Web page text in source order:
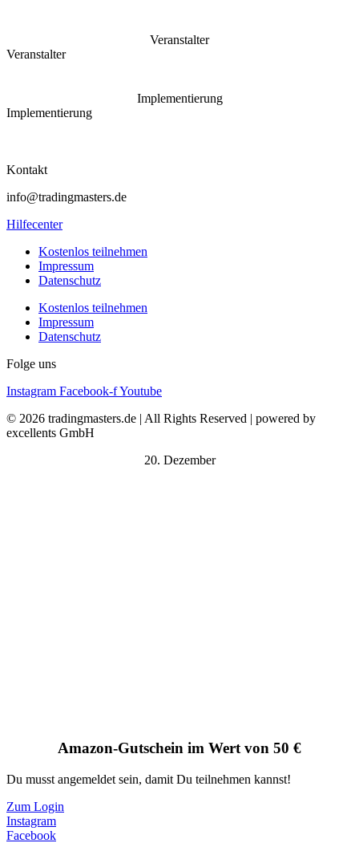
Veranstalter
Veranstalter
Implementierung
Implementierung
Kontakt
info@tradingmasters.de
Hilfecenter
Kostenlos teilnehmen
Impressum
Datenschutz
Kostenlos teilnehmen
Impressum
Datenschutz
Folge uns
Instagram Facebook-fYoutube
© 2026 tradingmasters.de | All Rights Reserved | powered by
excellents GmbH
20. Dezember
Amazon-Gutschein im Wert von 50 €
Du musst angemeldet sein, damit Du teilnehmen kannst!
Zum Login
Instagram
Facebook